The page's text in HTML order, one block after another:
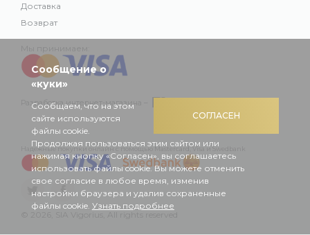
Доставка
Возврат
Разработка интернет-магазина –
Надежные покупки онлайн с помощью Mastercard, Visa и Swedbank
СОГЛАСЕН
Сообщение о
«куки»
Сообщаем, что на этом
сайте используются
файлы cookie.
Продолжая пользоваться этим сайтом или
нажимая кнопку «Согласен», вы соглашаетесь
использовать файлы cookie. Вы можете отменить
свое согласие в любое время, изменив
настройки браузера и удалив сохраненные
файлы cookie. Узнать подробнее